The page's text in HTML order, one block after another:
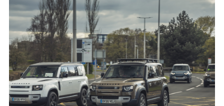
X
LINKEDIN
SHARE